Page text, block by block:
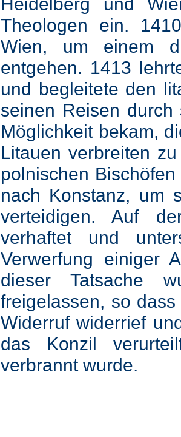
Theologen ein.
Wien, um einem
entgehen. 1413
und begleitete den
seinen Reisen
Möglichkeit bekam,
Litauen verbreiten
polnischen
nach Konstanz, um
verteidigen. Auf
verhaftet und
Verwerfung einiger
dieser Tatsache
freigelassen, so
Widerruf widerrief
das Konzil
verbrannt wurde.